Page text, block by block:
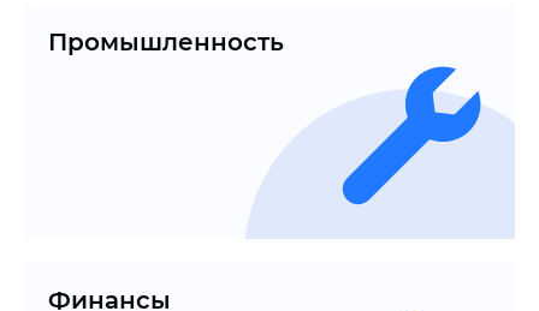
Промышленность
Финансы